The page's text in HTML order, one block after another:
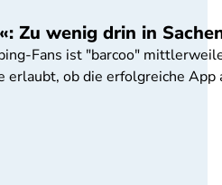
Zu wenig drin in
Fans ist "barcoo"
erlaubt, ob die erfolgreiche